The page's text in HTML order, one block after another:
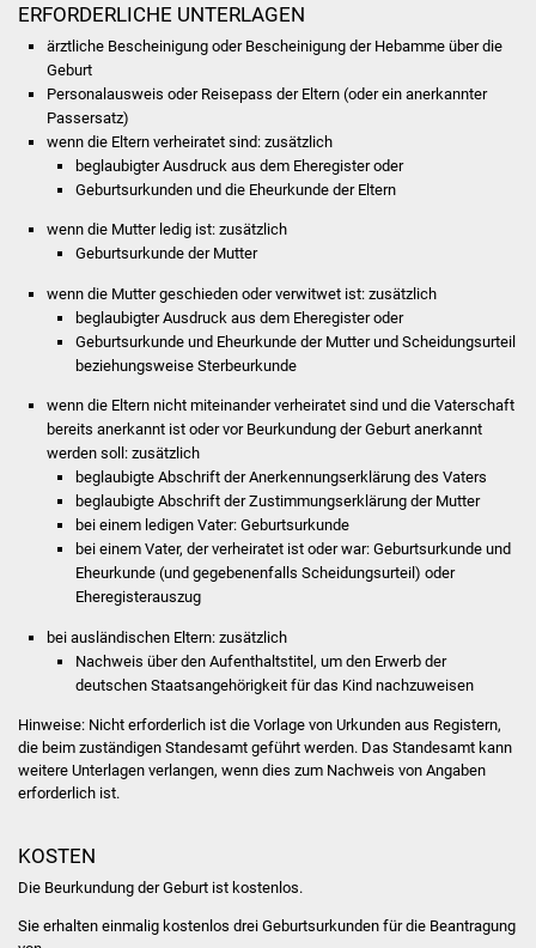
Formulare
Bürgerinfos
Bildung
Kindergärten
Kolping-Musikschule
Volkshochschule
Soziale Einrichtungen
Kirchen
Jugendhaus
Kinder- und
ERFORDERLICHE UNTERLAGEN
ärztliche Bescheinigung oder Bescheinigung der Hebamme über die
Geburt
Personalausweis oder Reisepass der Eltern (oder ein anerkannter
Passersatz)
wenn die Eltern verheiratet sind: zusätzlich
beglaubigter Ausdruck aus dem Eheregister oder
Geburtsurkunden und die Eheurkunde der Eltern
wenn die Mutter ledig ist: zusätzlich
Geburtsurkunde der Mutter
wenn die Mutter geschieden oder verwitwet ist: zusätzlich
beglaubigter Ausdruck aus dem Eheregister oder
Geburtsurkunde und Eheurkunde der Mutter und Scheidungsurteil
beziehungsweise Sterbeurkunde
wenn die Eltern nicht miteinander verheiratet sind und die Vaterschaft
bereits anerkannt ist oder vor Beurkundung der Geburt anerkannt
werden soll: zusätzlich
beglaubigte Abschrift der Anerkennungserklärung des Vaters
beglaubigte Abschrift der Zustimmungserklärung der Mutter
bei einem ledigen Vater: Geburtsurkunde
bei einem Vater, der verheiratet ist oder war: Geburtsurkunde und
Eheurkunde (und gegebenenfalls Scheidungsurteil) oder
Eheregisterauszug
bei ausländischen Eltern: zusätzlich
Nachweis über den Aufenthaltstitel, um den Erwerb der
deutschen Staatsangehörigkeit für das Kind nachzuweisen
Hinweise: Nicht erforderlich ist die Vorlage von Urkunden aus Registern,
die beim zuständigen Standesamt geführt werden. Das Standesamt kann
weitere Unterlagen verlangen, wenn dies zum Nachweis von Angaben
erforderlich ist.
KOSTEN
Die Beurkundung der Geburt ist kostenlos.
Sie erhalten einmalig kostenlos drei Geburtsurkunden für die Beantragung